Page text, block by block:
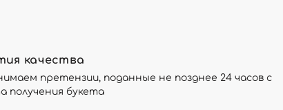
качества
претензии, поданные не позднее 24 часов с
получения букета